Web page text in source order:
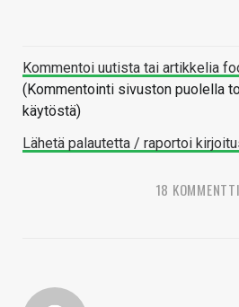
Kommentoi uutista tai artikkelia
(Kommentointi sivuston puolella
käytöstä)
Lähetä palautetta / raportoi
18